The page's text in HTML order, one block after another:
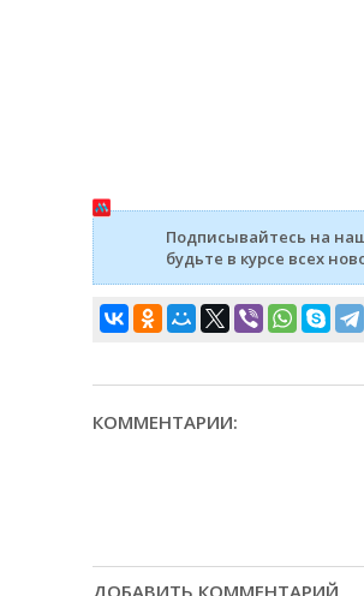
Подписывайтесь на
будьте в курсе всех
КОММЕНТАРИИ:
ДОБАВИТЬ КОММЕНТАРИЙ